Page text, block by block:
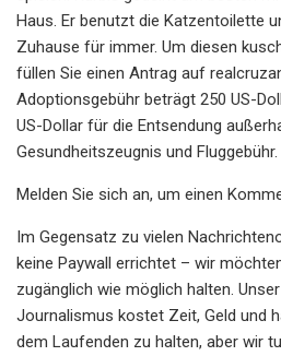
Haus. Er benutzt die Katzentoilette
Zuhause für immer. Um diesen
füllen Sie einen Antrag auf
Adoptionsgebühr beträgt 250 US-
US-Dollar für die Entsendung
Gesundheitszeugnis und Fluggebühr.
Melden Sie sich an, um einen
Im Gegensatz zu vielen
keine Paywall errichtet – wir
zugänglich wie möglich halten.
Journalismus kostet Zeit, Geld und
dem Laufenden zu halten, aber wir